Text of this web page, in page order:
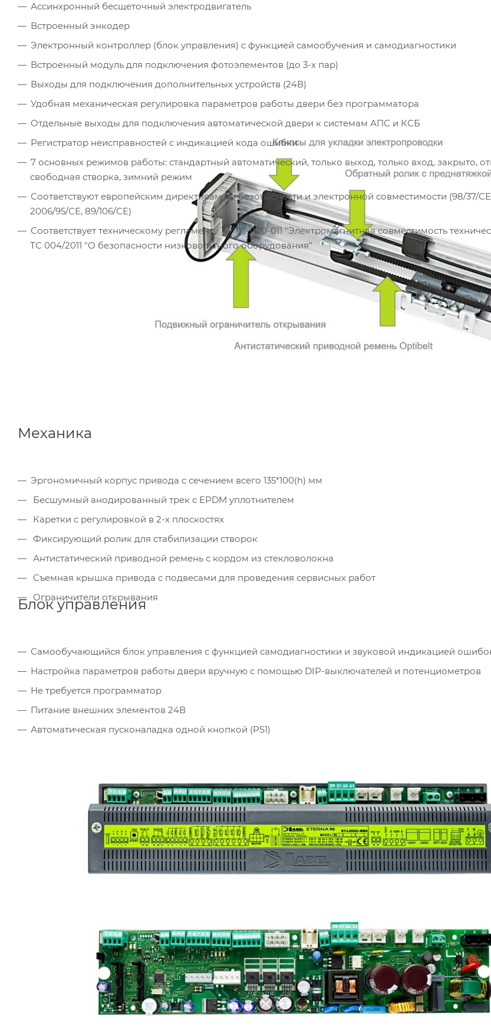
Ассинхронный бесщеточный электродвигатель
Встроенный энкодер
Электронный контроллер (блок управления) с функцией самообучения и самодиагностики
Встроенный модуль для подключения фотоэлементов (до 3-х пар)
Выходы для подключения дополнительных устройств (24В)
Удобная механическая регулировка параметров работы двери без программатора
Отдельные выходы для подключения автоматической двери к системам АПС и КСБ
Регистратор неисправностей с индикацией кода ошибки
7 основных режимов работы: стандартный автоматический, только выход, только вход, закрыто,
свободная створка, зимний режим
Соответствуют европейским директивам по безопасности и электронной совместимости (98/37/
2006/95/СЕ, 89/106/СЕ)
Соответствует техническому регламенту ТР ТС-020-011 "Электромагнитная совместимость
ТС 004/2011 "О безопасности низковольтного оборудования"
Механика
Эргономичный корпус привода с сечением всего 135*100(h) мм
Бесшумный анодированный трек с EPDM уплотнителем
Каретки с регулировкой в 2-х плоскостях
Фиксирующий ролик для стабилизации створок
Антистатический приводной ремень с кордом из стекловолокна
Съемная крышка привода с подвесами для проведения сервисных работ
Ограничители открывания
Блок управления
Самообучающийся блок управления с функцией самодиагностики и звуковой индикацией
Настройка параметров работы двери вручную с помощью DIP-выключателей и потенциометров
Не требуется программатор
Питание внешних элементов 24В
Автоматическая пусконаладка одной кнопкой (PS1)